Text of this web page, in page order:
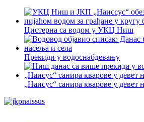
Цистерна са водом у УКЦ Ниш
Прекиди у водоснабдевању
„Наисус“ санира кварове у девет